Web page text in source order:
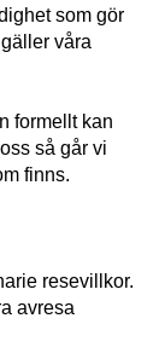
som gör
våra
formellt kan
så går vi
finns.
resevillkor.
avresa